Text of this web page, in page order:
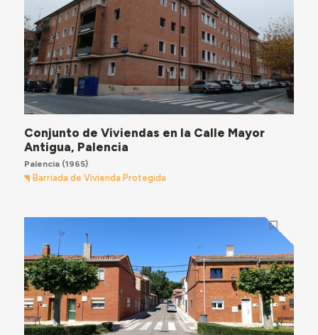
Conjunto de Viviendas en la Calle Mayor
Antigua, Palencia
Palencia(1965)
Barriada de Vivienda Protegida